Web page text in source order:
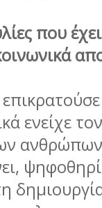
που
ενείχε